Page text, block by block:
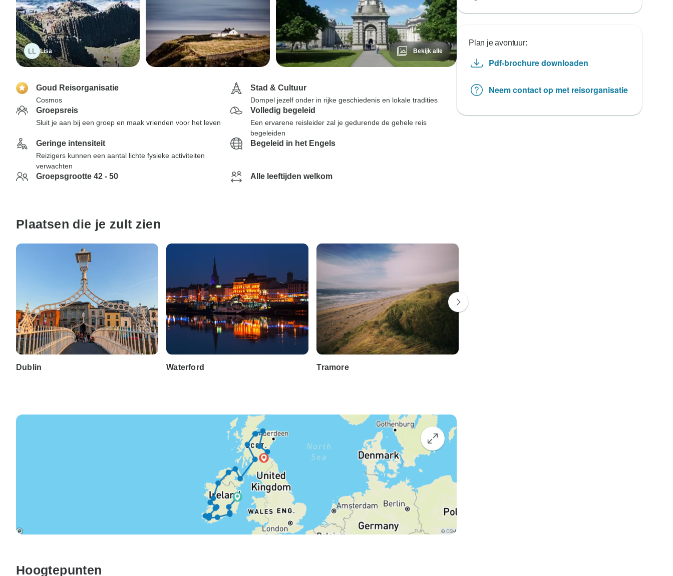
LL Lisa Bekijk alle
Goud Reisorganisatie
Cosmos
Stad & Cultuur
Dompel jezelf onder in rijke geschiedenis en lokale tradities
Groepsreis
Sluit je aan bij een groep en maak vrienden voor het leven
Volledig begeleid
Een ervarene reisleider zal je gedurende de gehele reis
begeleiden
Geringe intensiteit
Reizigers kunnen een aantal lichte fysieke activiteiten
verwachten
Begeleid in het Engels
Groepsgrootte 42 - 50 Alle leeftijden welkom
Plaatsen die je zult zien
Dublin Waterford Tramore
Hoogtepunten
Plan je avontuur:
Pdf-brochure downloaden
Neem contact op met reisorganisatie